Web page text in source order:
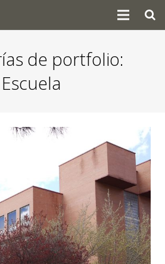
de portfolio:
Escuela